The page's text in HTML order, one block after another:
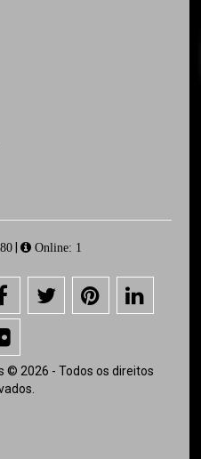
| Online: 1
© 2026 - Todos os direitos